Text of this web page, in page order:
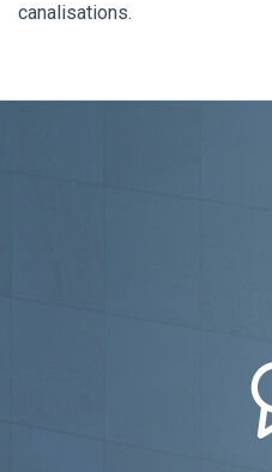
canalisations.